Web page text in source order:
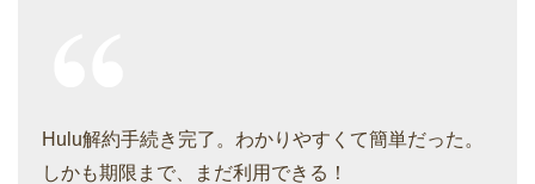
Hulu解約手続き完了。わかりやすくて簡単だった。
しかも期限まで、まだ利用できる！